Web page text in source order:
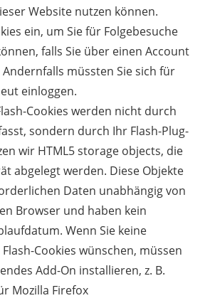
Website nutzen können.
ein, um Sie für Folgebesuche
falls Sie über einen Account
müssten Sie sich für
einloggen.
Cookies werden nicht durch
sondern durch Ihr Flash-Plug-
wir HTML5 storage objects, die
abgelegt werden. Diese Objekte
Daten unabhängig von
Browser und haben kein
Wenn Sie keine
Cookies wünschen, müssen
Add-On installieren, z. B.
Mozilla Firefox